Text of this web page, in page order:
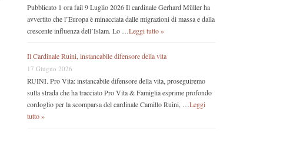
Pubblicato 1 ora fail 9 Luglio 2026 Il cardinale Gerhard Müller ha
avvertito che l’Europa è minacciata dalle migrazioni di massa e dalla
crescente influenza dell’Islam. Lo … Leggi tutto »
Il Cardinale Ruini, instancabile difensore della vita
17 Giugno 2026
RUINI. Pro Vita: instancabile difensore della vita, proseguiremo
sulla strada che ha tracciato Pro Vita & Famiglia esprime profondo
cordoglio per la scomparsa del cardinale Camillo Ruini, … Leggi
tutto »